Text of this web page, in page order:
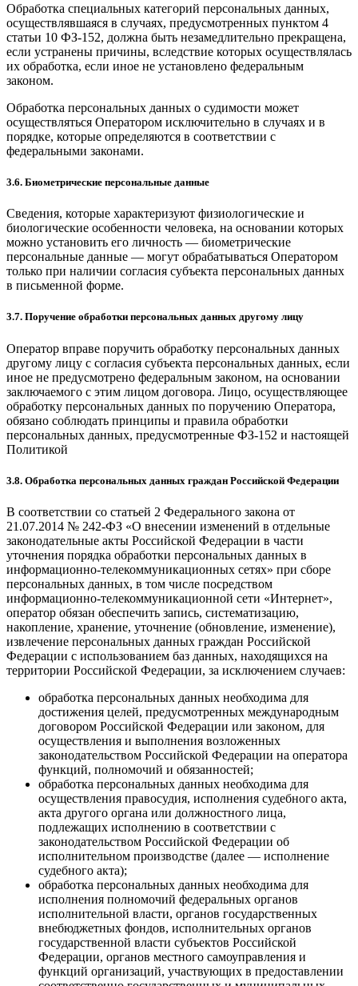
Обработка специальных категорий персональных данных,
осуществлявшаяся в случаях, предусмотренных пунктом 4
статьи 10 ФЗ-152, должна быть незамедлительно прекращена,
если устранены причины, вследствие которых осуществлялась
их обработка, если иное не установлено федеральным
законом.
Обработка персональных данных о судимости может
осуществляться Оператором исключительно в случаях и в
порядке, которые определяются в соответствии с
федеральными законами.
3.6. Биометрические персональные данные
Сведения, которые характеризуют физиологические и
биологические особенности человека, на основании которых
можно установить его личность — биометрические
персональные данные — могут обрабатываться Оператором
только при наличии согласия субъекта персональных данных
в письменной форме.
3.7. Поручение обработки персональных данных другому лицу
Оператор вправе поручить обработку персональных данных
другому лицу с согласия субъекта персональных данных, если
иное не предусмотрено федеральным законом, на основании
заключаемого с этим лицом договора. Лицо, осуществляющее
обработку персональных данных по поручению Оператора,
обязано соблюдать принципы и правила обработки
персональных данных, предусмотренные ФЗ-152 и настоящей
Политикой
3.8. Обработка персональных данных граждан Российской Федерации
В соответствии со статьей 2 Федерального закона от
21.07.2014 № 242-ФЗ «О внесении изменений в отдельные
законодательные акты Российской Федерации в части
уточнения порядка обработки персональных данных в
информационно-телекоммуникационных сетях» при сборе
персональных данных, в том числе посредством
информационно-телекоммуникационной сети «Интернет»,
оператор обязан обеспечить запись, систематизацию,
накопление, хранение, уточнение (обновление, изменение),
извлечение персональных данных граждан Российской
Федерации с использованием баз данных, находящихся на
территории Российской Федерации, за исключением случаев:
обработка персональных данных необходима для
достижения целей, предусмотренных международным
договором Российской Федерации или законом, для
осуществления и выполнения возложенных
законодательством Российской Федерации на оператора
функций, полномочий и обязанностей;
обработка персональных данных необходима для
осуществления правосудия, исполнения судебного акта,
акта другого органа или должностного лица,
подлежащих исполнению в соответствии с
законодательством Российской Федерации об
исполнительном производстве (далее — исполнение
судебного акта);
обработка персональных данных необходима для
исполнения полномочий федеральных органов
исполнительной власти, органов государственных
внебюджетных фондов, исполнительных органов
государственной власти субъектов Российской
Федерации, органов местного самоуправления и
функций организаций, участвующих в предоставлении